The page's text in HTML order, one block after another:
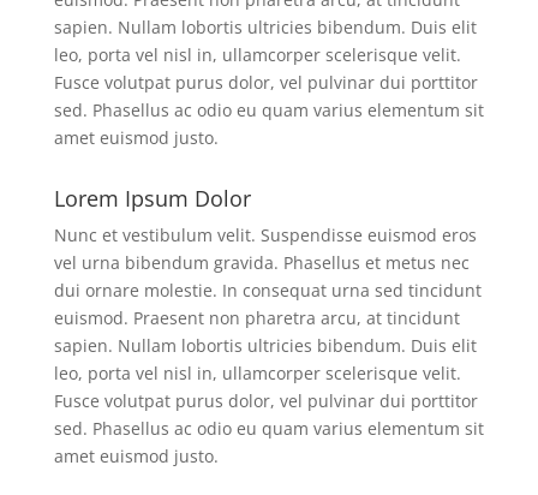
sapien. Nullam lobortis ultricies bibendum. Duis elit
leo, porta vel nisl in, ullamcorper scelerisque velit.
Fusce volutpat purus dolor, vel pulvinar dui porttitor
sed. Phasellus ac odio eu quam varius elementum sit
amet euismod justo.
Lorem Ipsum Dolor
Nunc et vestibulum velit. Suspendisse euismod eros
vel urna bibendum gravida. Phasellus et metus nec
dui ornare molestie. In consequat urna sed tincidunt
euismod. Praesent non pharetra arcu, at tincidunt
sapien. Nullam lobortis ultricies bibendum. Duis elit
leo, porta vel nisl in, ullamcorper scelerisque velit.
Fusce volutpat purus dolor, vel pulvinar dui porttitor
sed. Phasellus ac odio eu quam varius elementum sit
amet euismod justo.